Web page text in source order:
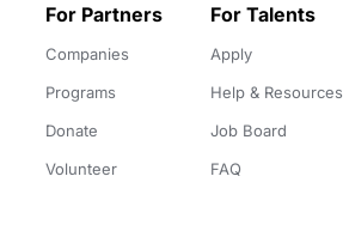
For Partners
Companies
Programs
Donate
Volunteer
For Talents
Apply
Help & Resources
Job Board
FAQ